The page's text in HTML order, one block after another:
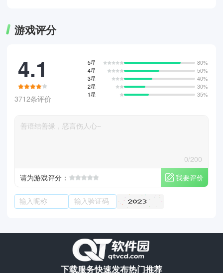
游戏评分
4.1
3712条评价
5星
80%
4星
50%
3星
40%
2星
30%
1星
35%
0/200
请为游戏评分：
我要评价
下载服务快速发布热门推荐